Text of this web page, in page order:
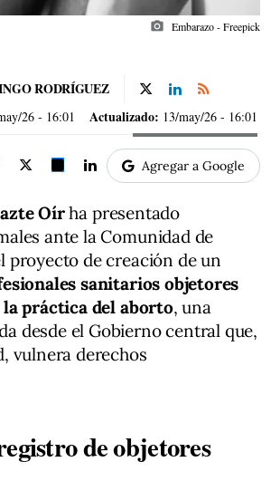
photo_camera Embarazo - Freepick
RODRÍGUEZ
26 - 16:01 Actualizado: 13/may/26 - 16:01
Agregar a Google
Oírha presentado
ante la Comunidad de
proyecto de creación de un
sanitarios objetores
la práctica del aborto, una
desde el Gobierno central que,
vulnera derechos
de objetores